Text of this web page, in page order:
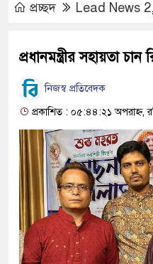
প্রচ্ছদ Lead News 2,
প্রধানমন্ত্রীর সহায়তা চান
নিজস্ব প্রতিবেদক
প্রকাশিত : ০৫:৪৪:২১ অপরাহ্ন,